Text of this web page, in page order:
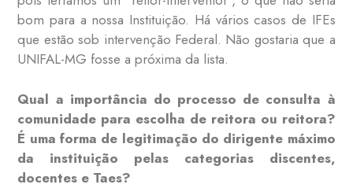
bom para a nossa Instituição. Há vários casos de IFEs
que estão sob intervenção Federal. Não gostaria que a
UNIFAL-MG fosse a próxima da lista.
Qual a importância do processo de consulta à
comunidade para escolha de reitora ou reitora?
É uma forma de legitimação do dirigente máximo
da instituição pelas categorias discentes,
docentes e Taes?